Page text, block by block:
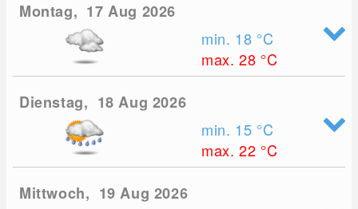
Montag, 17 Aug 2026
min. 18 °C
max. 28 °C
Dienstag, 18 Aug 2026
min. 15 °C
max. 22 °C
Mittwoch, 19 Aug 2026